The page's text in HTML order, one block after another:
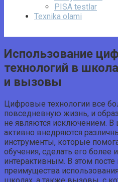
PISA testlar
Texnika olami
Использование
технологий в
и вызовы
Цифровые технологии все
повседневную жизнь, и
не являются исключением.
активно внедряются
инструменты, которые
обучения, сделать его более
интерактивным. В этом
преимущества